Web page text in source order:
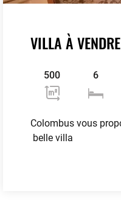
VILLA À
500 6
Colombus vous
belle villa